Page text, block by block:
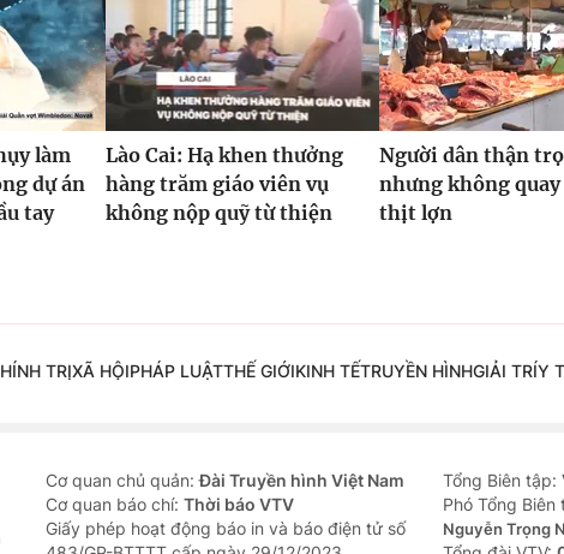
làm
dự án
tay
Lào Cai: Hạ khen thưởng
hàng trăm giáo viên vụ
không nộp quỹ từ thiện
Người dân thận
nhưng không
thịt lợn
TRỊXÃ HỘIPHÁP LUẬTTHẾ GIỚIKINH TẾTRUYỀN HÌNHGIẢI TRÍY
Cơ quan chủ quản:Đài Truyền hình Việt Nam
Cơ quan báo chí: Thời báo VTV
Giấy phép hoạt động báo in và báo điện tử số
Tổng Biên tập:
Phó Tổng Biên
Nguyễn Trọng